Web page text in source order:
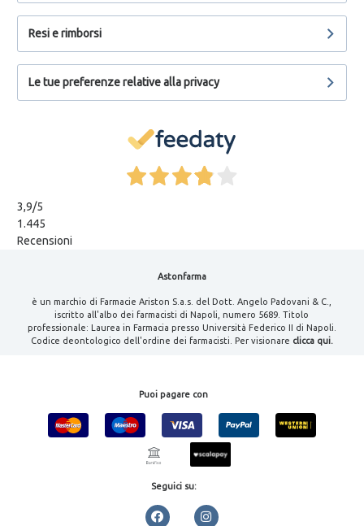
Resi e rimborsi
Le tue preferenze relative alla privacy
3,9/5
1.445
Recensioni
Astonfarma
è un marchio di Farmacie Ariston S.a.s. del Dott. Angelo Padovani & C.,
iscritto all'albo dei farmacisti di Napoli, numero 5689. Titolo
professionale: Laurea in Farmacia presso Università Federico II di Napoli.
Codice deontologico dell'ordine dei farmacisti. Per visionare clicca qui.
Puoi pagare con
Seguici su: